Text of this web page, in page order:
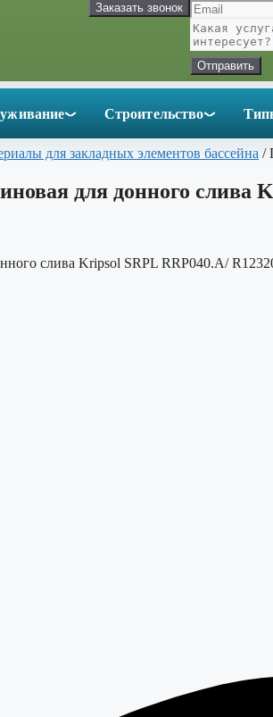
Заказать звонок
Отправить
Строительство
для закладных элементов бассейна /
для донного слива
слива Kripsol SRPL RRP040.A/